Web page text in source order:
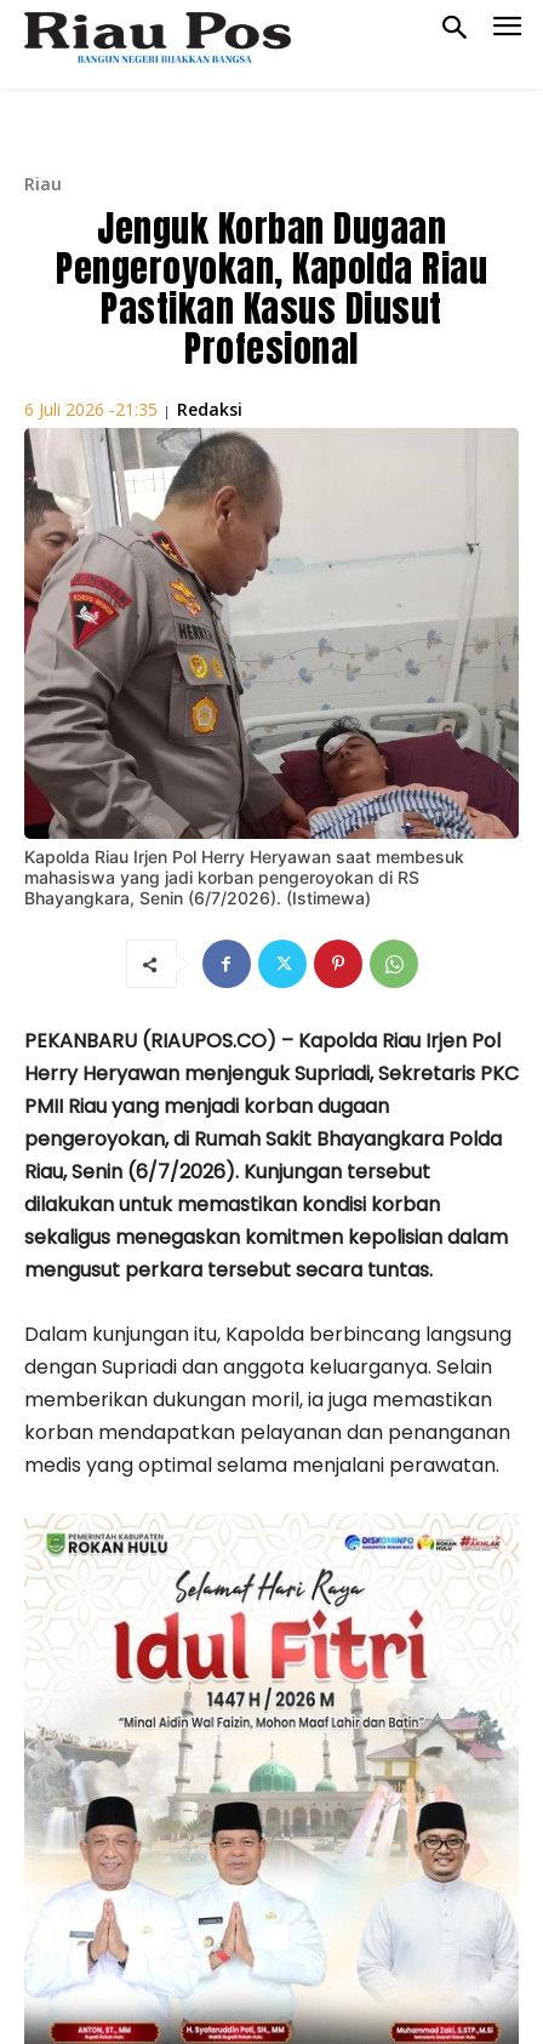
Riau
Jenguk Korban Dugaan
Pengeroyokan, Kapolda Riau
Pastikan Kasus Diusut
Profesional
6 Juli 2026 -21:35 | Redaksi
Kapolda Riau Irjen Pol Herry Heryawan saat membesuk
mahasiswa yang jadi korban pengeroyokan di RS
Bhayangkara, Senin (6/7/2026). (Istimewa)
PEKANBARU (RIAUPOS.CO) – Kapolda Riau Irjen Pol
Herry Heryawan menjenguk Supriadi, Sekretaris PKC
PMII Riau yang menjadi korban dugaan
pengeroyokan, di Rumah Sakit Bhayangkara Polda
Riau, Senin (6/7/2026). Kunjungan tersebut
dilakukan untuk memastikan kondisi korban
sekaligus menegaskan komitmen kepolisian dalam
mengusut perkara tersebut secara tuntas.
Dalam kunjungan itu, Kapolda berbincang langsung
dengan Supriadi dan anggota keluarganya. Selain
memberikan dukungan moril, ia juga memastikan
korban mendapatkan pelayanan dan penanganan
medis yang optimal selama menjalani perawatan.